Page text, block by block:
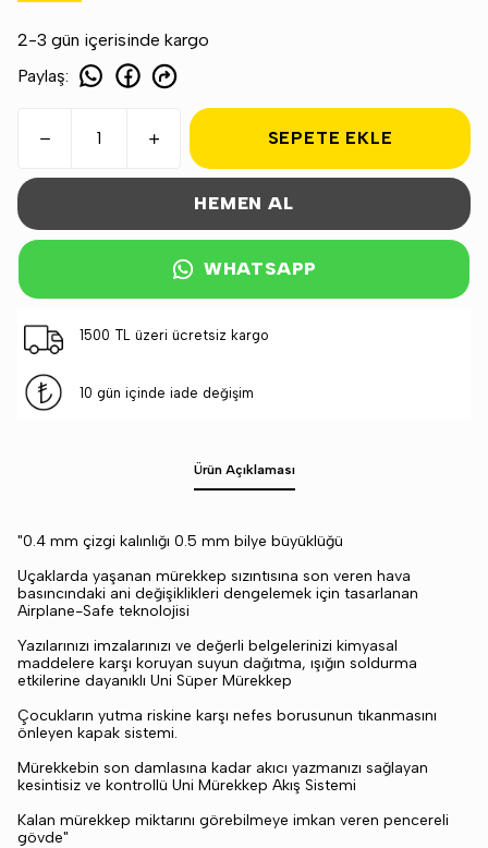
2-3 gün içerisinde kargo
Paylaş:
SEPETE EKLE
HEMEN AL
WHATSAPP
1500 TL üzeri ücretsiz kargo
10 gün içinde iade değişim
Ürün Açıklaması
"0.4 mm çizgi kalınlığı 0.5 mm bilye büyüklüğü
Uçaklarda yaşanan mürekkep sızıntısına son veren hava
basıncındaki ani değişiklikleri dengelemek için tasarlanan
Airplane-Safe teknolojisi
Yazılarınızı imzalarınızı ve değerli belgelerinizi kimyasal
maddelere karşı koruyan suyun dağıtma, ışığın soldurma
etkilerine dayanıklı Uni Süper Mürekkep
Çocukların yutma riskine karşı nefes borusunun tıkanmasını
önleyen kapak sistemi.
Mürekkebin son damlasına kadar akıcı yazmanızı sağlayan
kesintisiz ve kontrollü Uni Mürekkep Akış Sistemi
Kalan mürekkep miktarını görebilmeye imkan veren pencereli
gövde"